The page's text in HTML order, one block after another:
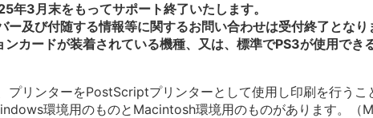
年3月末をもってサポート終了いたします。
ー及び付随する情報等に関するお問い合わせは受付終了となり
カードが装着されている機種、又は、標準でPS3が使用でき
プリンターをPostScriptプリンターとして使用し印刷を行うこ
環境用のものとMacintosh環境用のものがあります。（